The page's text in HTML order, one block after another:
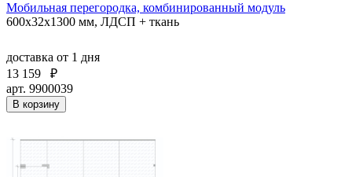
Мобильная перегородка, комбинированный модуль
600х32х1300 мм, ЛДСП + ткань
доставка от 1 дня
13 159
₽
арт. 9900039
В корзину